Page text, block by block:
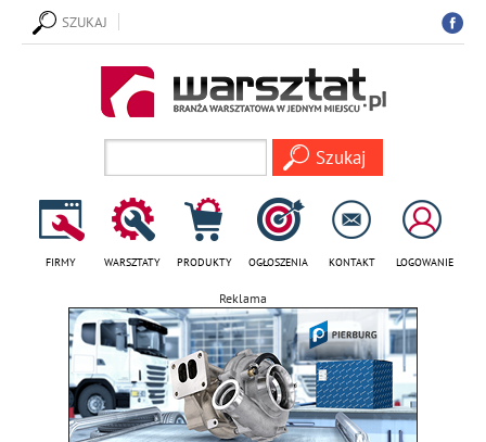
SZUKAJ
FIRMY WARSZTATY PRODUKTY OGŁOSZENIA KONTAKT LOGOWANIE
Reklama